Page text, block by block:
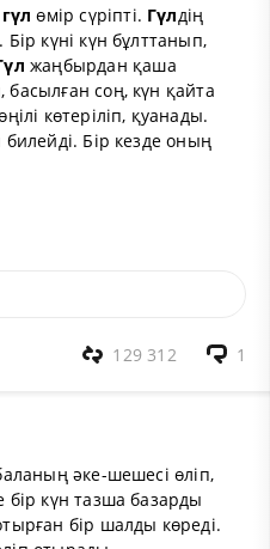
гүл өмір сүріпті. Гүлдің
күні күн бұлттанып,
жаңбырдан қаша
соң, күн қайта
көтеріліп, қуанады.
Бір кезде оның
1
129 312
әке-шешесі өліп,
күн тазша базарды
бір шалды көреді.